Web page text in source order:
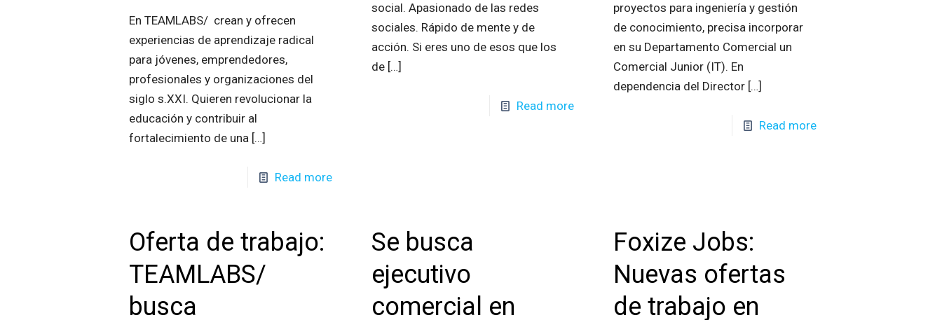
En TEAMLABS/ crean y ofrecen
experiencias de aprendizaje radical
para jóvenes, emprendedores,
profesionales y organizaciones del
siglo s.XXI. Quieren revolucionar la
educación y contribuir al
fortalecimiento de una […]
Read more
social. Apasionado de las redes
sociales. Rápido de mente y de
acción. Si eres uno de esos que los
de[…]
Read more
proyectos para ingeniería y gestión
de conocimiento, precisa incorporar
en su Departamento Comercial un
Comercial Junior (IT). En
dependencia del Director[…]
Read more
Oferta de trabajo:
TEAMLABS/
busca
Se busca
ejecutivo
comercial en
Foxize Jobs:
Nuevas ofertas
de trabajo en